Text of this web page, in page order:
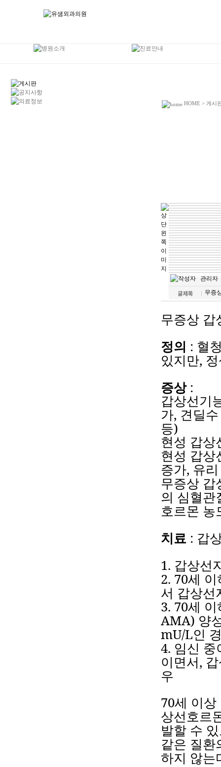
HOME > 게시
무증
무증상 갑
정의 : 혈
있지만,
증상:
갑상선기
가, 견딜수
등)
현성 갑상
현성 갑상
증가, 유리
무증상 갑
의 심혈관
호르몬 농
치료 : 갑
1. 갑상선
2. 70세 이
서 갑상선
3. 70세 이
AMA) 양
mU/L인
4. 임신 중
이면서,
우
70세 이상
상선호르
발할 수
같은 질환
하지 않는